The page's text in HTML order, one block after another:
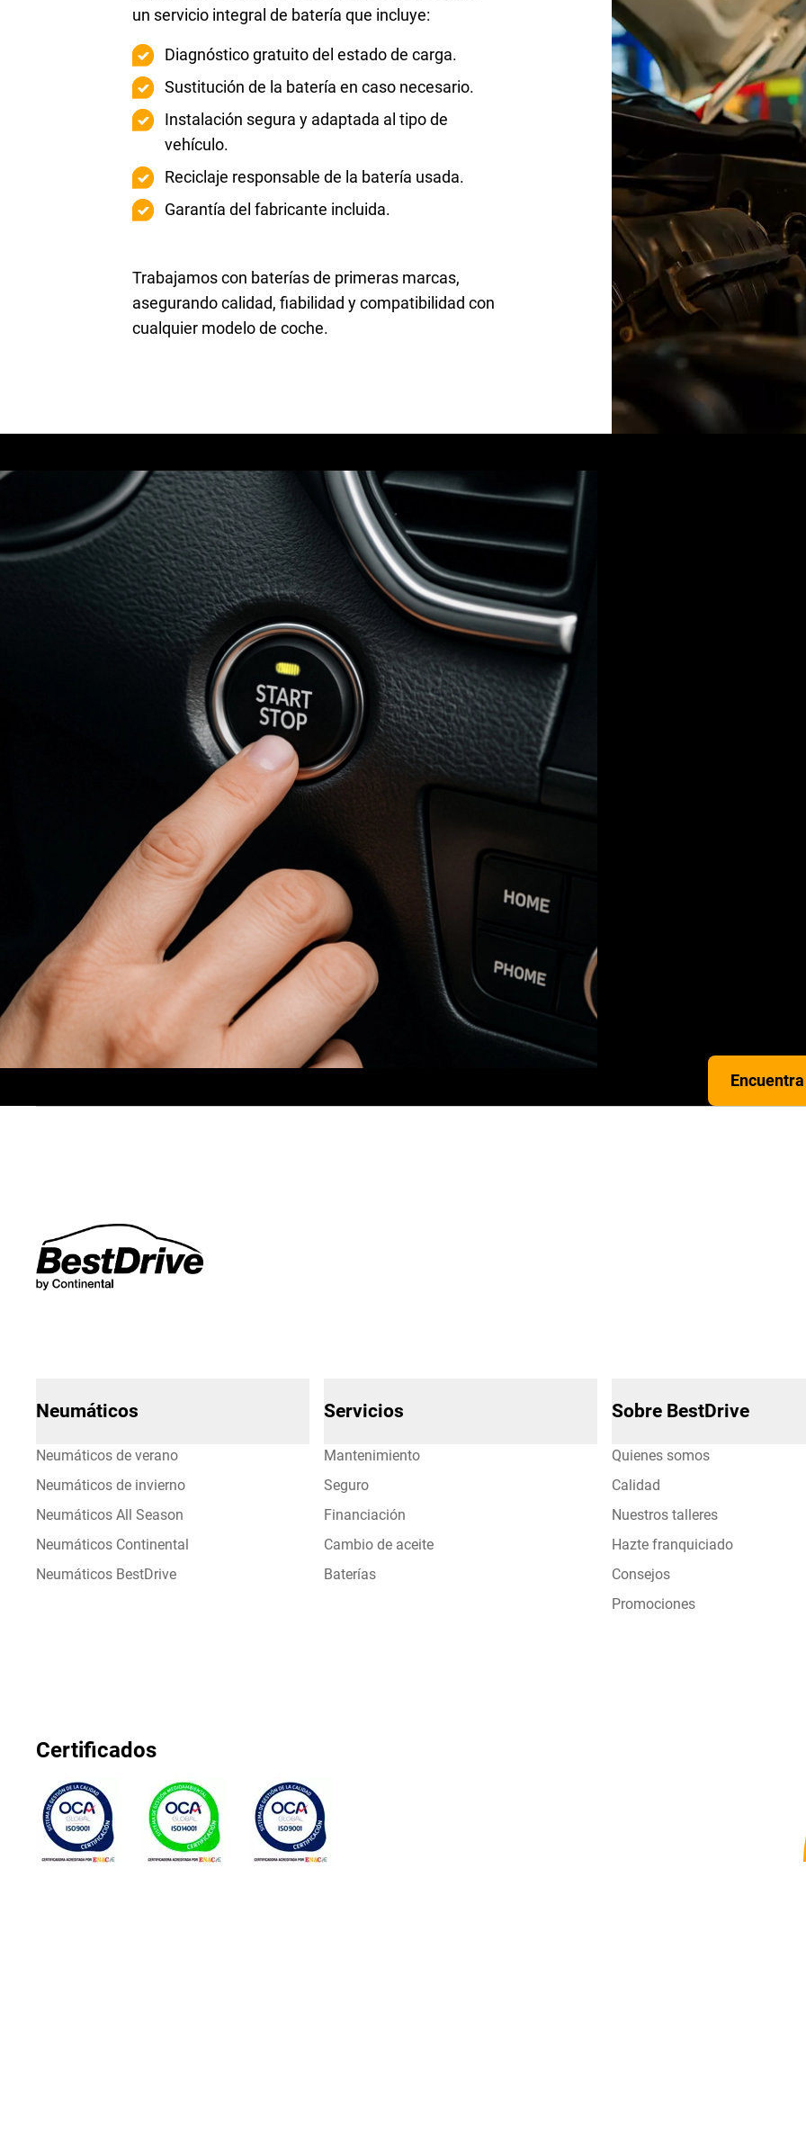
un servicio integral de batería que incluye:
Diagnóstico gratuito del estado de carga.
Sustitución de la batería en caso necesario.
Instalación segura y adaptada al tipo de
vehículo.
Reciclaje responsable de la batería usada.
Garantía del fabricante incluida.
Trabajamos con baterías de primeras marcas,
asegurando calidad, fiabilidad y compatibilidad con
cualquier modelo de coche.
Neumáticos
Neumáticos de verano
Neumáticos de invierno
Neumáticos All Season
Neumáticos Continental
Neumáticos BestDrive
Servicios
Mantenimiento
Seguro
Financiación
Cambio de aceite
Baterías
Sobre BestDrive
Quienes somos
Calidad
Nuestros talleres
Hazte franquiciado
Consejos
Promociones
Certificados